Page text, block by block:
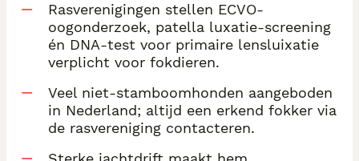
Rasverenigingen stellen ECVO-
oogonderzoek, patella luxatie-screening
én DNA-test voor primaire lensluixatie
verplicht voor fokdieren.
Veel niet-stamboomhonden aangeboden
in Nederland; altijd een erkend fokker via
de rasvereniging contacteren.